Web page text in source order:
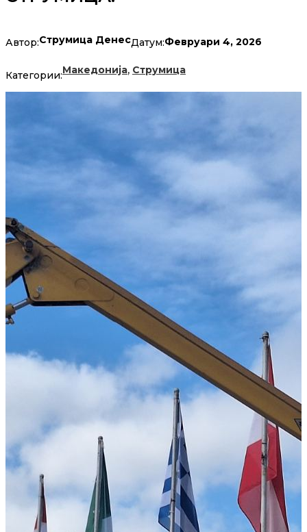
Автор:Струмица ДенесДатум:Февруари 4, 2026
Категории:Македонија, Струмица